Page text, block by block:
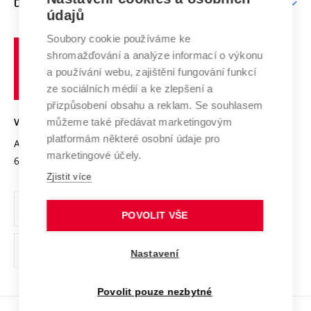
E-přihláška
Doktorské studium
Podpora podnikání
Systém zajišťování kvality výzkumu
Výzkumné infrastruktury
Transfer znalostí
Open Science
Projekty
Projekty ze strukturálních fondů
Specifický výzkum
Zahraniční spolupráce
Spolupráce se školami
Mezinárodní dohody
Univerzitní sítě
O UNIVERZITĚ
Profil univerzity
Udržitelná univerzita
Podnikavá univerzita / ContriBUTe
Bezpečná univerzita
Vyznamenání
Organizační struktura
Ochrana osobních údajů
odkaz)
učení
technické
Brně
VYSOKÉ UČENÍ TECHNICKÉ V BRNĚ
Antonínská 548/1
602 00 Brno
www.vut.cz
vut@vutbr.cz
údajů
Soubory cookie používáme ke
shromažďování a analýze informací o výkonu
a používání webu, zajištění fungování funkcí
ze sociálních médií a ke zlepšení a
přizpůsobení obsahu a reklam. Se souhlasem
můžeme také předávat marketingovým
platformám některé osobní údaje pro
marketingové účely.
Zjistit více
POVOLIT VŠE
Nastavení
Povolit pouze nezbytné